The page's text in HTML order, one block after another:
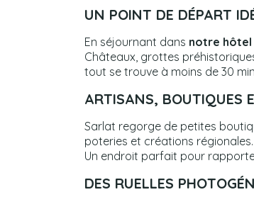
UN POINT DE DÉPART
En séjournant dans notre hôtel
Châteaux, grottes
tout se trouve à moins de 30
ARTISANS, BOUTIQUES
Sarlat regorge de petites
poteries et créations régionales.
Un endroit parfait pour
DES RUELLES